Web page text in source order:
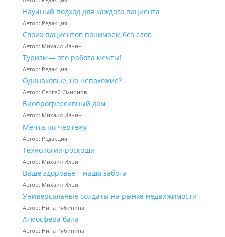
Научный подход для каждого пациента
Автор: Редакция
Своих пациентов понимаем без слов
Автор: Михаил Ильин
Туризм — это работа мечты!
Автор: Редакция
Одинаковые, но непохожие?
Автор: Сергей Смирнов
Биопрогрессивный дом
Автор: Михаил Ильин
Мечта по чертежу
Автор: Редакция
Технологии роскоши
Автор: Михаил Ильин
Ваше здоровье – наша забота
Автор: Михаил Ильин
Универсальные солдаты на рынке недвижимости
Автор: Нина Рябинина
Атмосфера бала
Автор: Нина Рябинина